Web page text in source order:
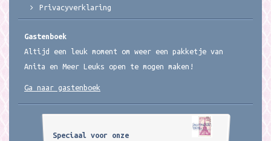
Privacyverklaring
Gastenboek
Altijd een leuk moment om weer een pakketje van
Anita en Meer Leuks open te mogen maken!
Ga naar gastenboek
Speciaal voor onze